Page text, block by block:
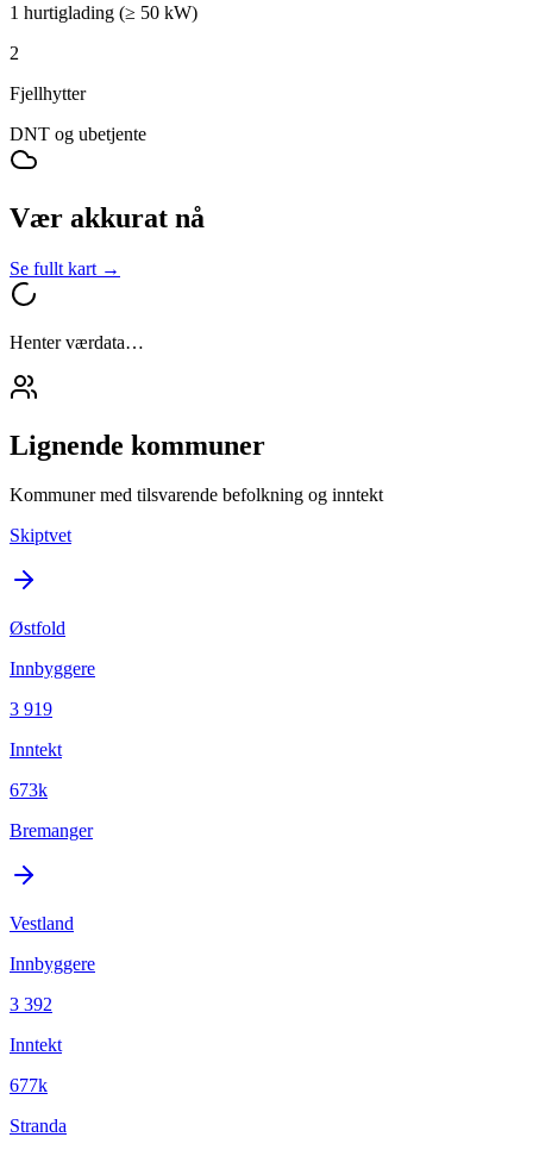
1 hurtiglading (≥ 50 kW)
2
Fjellhytter
DNT og ubetjente
Vær akkurat nå
Se fullt kart →
Henter værdata…
Lignende kommuner
Kommuner med tilsvarende befolkning og inntekt
Skiptvet
Østfold
Innbyggere
3 919
Inntekt
673k
Bremanger
Vestland
Innbyggere
3 392
Inntekt
677k
Stranda